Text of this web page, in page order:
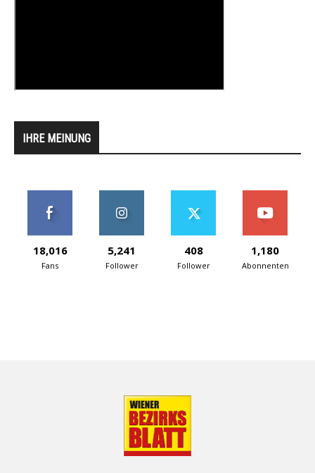
IHRE MEINUNG
18,016
Fans
5,241
Follower
408
Follower
1,180
Abonnenten